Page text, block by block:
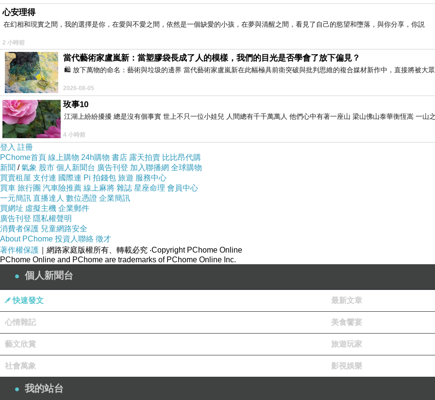
心安理得
在幻相和現實之間，我的選擇是你，在愛與不愛之間，依然是一個缺愛的小孩，在夢與清醒之間，看見了自己的慾望和墮落，與你分享，你説
2 小時前
當代藝術家盧嵐新：當塑膠袋長成了人的模樣，我們的目光是否學會了放下偏見？
🛍️ 放下萬物的命名：藝術與垃圾的邊界 當代藝術家盧嵐新在此幅極具前衛突破與批判思維的複合媒材新作中，直接將被大
2026-08-05
玫事10
江湖上紛紛擾擾 總是沒有個事實 世上不只一位小娃兒 人間總有千千萬萬人 他們心中有著一座山 梁山佛山泰華衡恆嵩 一山
4 小時前
登入 註冊
PChome首頁 線上購物 24h購物 書店 露天拍賣 比比昂代購
新聞 /氣象 股市 個人新聞台 廣告刊登 加入聯播網 全球購物
買賣租屋 支付連 國際連 Pi 拍錢包 旅遊 服務中心
買車 旅行團 汽車險推薦 線上麻將 雜誌 星座命理 會員中心
一元簡訊 直播達人 數位憑證 企業簡訊
買網址 虛擬主機 企業郵件
廣告刊登 隱私權聲明
消費者保護 兒童網路安全
About PChome 投資人聯絡 徵才
著作權保護 ｜網路家庭版權所有、轉載必究 ‧Copyright PChome Online
PChome Online and PChome are trademarks of PChome Online Inc.
個人新聞台
快速發文 最新文章
心情雜記 美食饗宴
藝文欣賞 旅遊玩家
社會萬象 影視娛樂
我的站台